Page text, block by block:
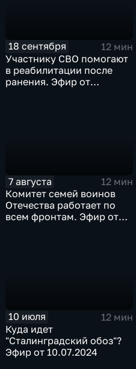
18 сентября
12 мин
Участнику СВО помогают
в реабилитации после
ранения. Эфир от
7 августа
12 мин
Комитет семей воинов
Отечества работает по
всем фронтам. Эфир от
10 июля
12 мин
Куда идет
"Сталинградский обоз"?
Эфир от 10.07.2024